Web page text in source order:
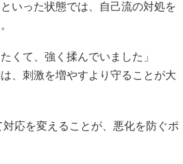
いった状態では、自己流の対処を
くて、強く揉んでいました」
、刺激を増やすより守ることが大
応を変えることが、悪化を防ぐポ